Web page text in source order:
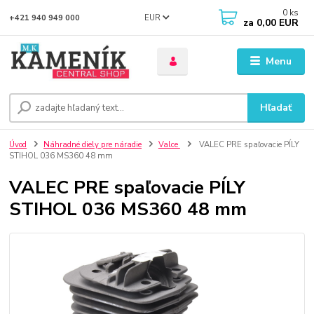
Menu
EUR
Hľadať
+421 940 949 000 0 ks
za 0,00 EUR
Úvod Náhradné diely pre náradie Valce
VALEC PRE spaľovacie PÍLY
STIHOL 036 MS360 48 mm
VALEC PRE spaľovacie PÍLY
STIHOL 036 MS360 48 mm